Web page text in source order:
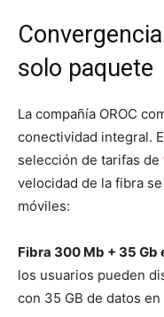
solo paquete
La compañía OROC
conectividad integral.
selección de tarifas de
velocidad de la fibra
móviles:
Fibra 300 Mb + 35 Gb
los usuarios pueden
con 35 GB de datos